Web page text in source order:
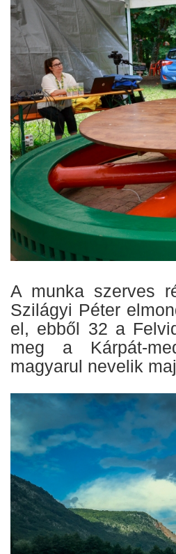
A munka szerves
Szilágyi Péter
el, ebből 32 a
meg a Kárpát-
magyarul nevelik